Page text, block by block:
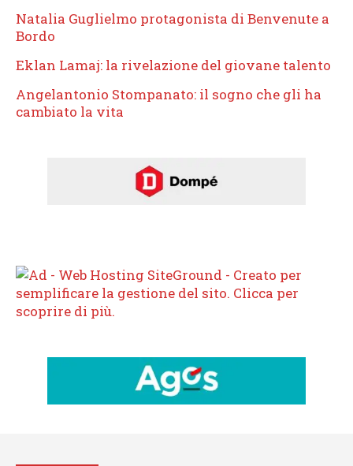
Natalia Guglielmo protagonista di Benvenute a
Bordo
Eklan Lamaj: la rivelazione del giovane talento
Angelantonio Stompanato: il sogno che gli ha
cambiato la vita